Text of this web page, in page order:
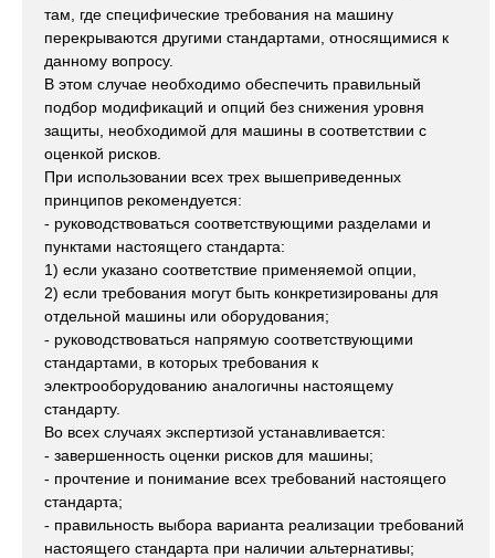
там, где специфические требования на машину
перекрываются другими стандартами, относящимися к
данному вопросу.
В этом случае необходимо обеспечить правильный
подбор модификаций и опций без снижения уровня
защиты, необходимой для машины в соответствии с
оценкой рисков.
При использовании всех трех вышеприведенных
принципов рекомендуется:
- руководствоваться соответствующими разделами и
пунктами настоящего стандарта:
1) если указано соответствие применяемой опции,
2) если требования могут быть конкретизированы для
отдельной машины или оборудования;
- руководствоваться напрямую соответствующими
стандартами, в которых требования к
электрооборудованию аналогичны настоящему
стандарту.
Во всех случаях экспертизой устанавливается:
- завершенность оценки рисков для машины;
- прочтение и понимание всех требований настоящего
стандарта;
- правильность выбора варианта реализации требований
настоящего стандарта при наличии альтернативы;